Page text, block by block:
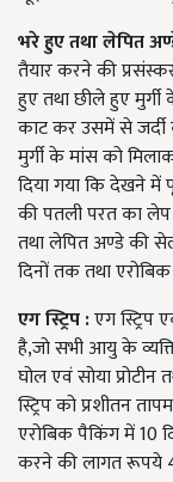
भरे हुए तथा लेपित
तैयार करने की
हुए तथा छीले हुए
काट कर उसमें से जर्दी
मुर्गी के मांस को
दिया गया कि देखने में
की पतली परत का
तथा लेपित अण्डे की
दिनों तक तथा
एग स्ट्रिप:एग स्ट्रिप
है,जो सभी आयु के
घोल एवं सोया
स्ट्रिप को प्रशीतन
एरोबिक पैकिंग में 10
करने की लागत रूपये